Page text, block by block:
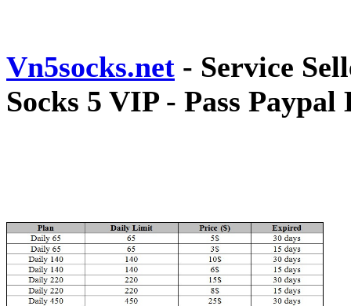
Vn5socks.net - Service
Socks 5 VIP - Pass